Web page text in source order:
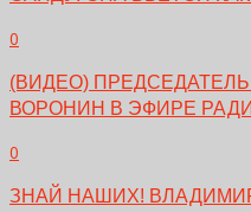
0
(ВИДЕО)
ВОРОНИН В ЭФИРЕ
0
ЗНАЙ НАШИХ!